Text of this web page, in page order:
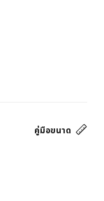
คู่มือขนาด